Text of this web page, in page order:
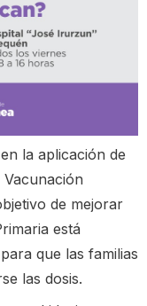
la aplicación de
de mejorar
está
que las familias
las dosis.